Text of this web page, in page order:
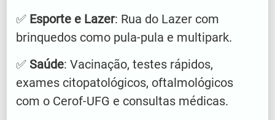
✅ Esporte e Lazer: Rua do Lazer com
brinquedos como pula-pula e multipark.
✅Saúde: Vacinação, testes rápidos,
exames citopatológicos, oftalmológicos
com o Cerof-UFG e consultas médicas.